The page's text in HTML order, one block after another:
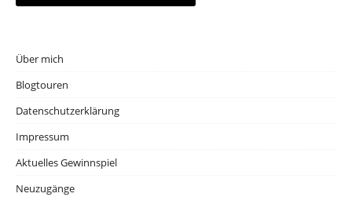
Über mich
Blogtouren
Datenschutzerklärung
Impressum
Aktuelles Gewinnspiel
Neuzugänge